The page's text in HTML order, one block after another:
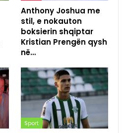
Anthony Joshua me
stil, e nokauton
boksierin shqiptar
Kristian Prengën qysh
në…
Sport